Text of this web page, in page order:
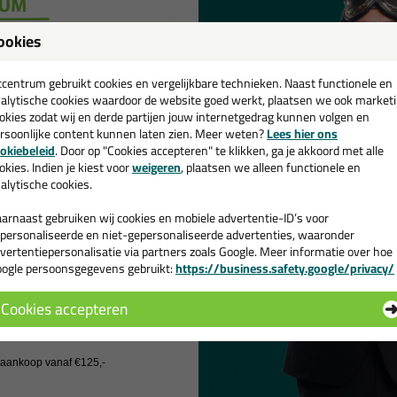
Wanneer gebruik je
Voor watervaste
meubels met pen- en
groef, enz.
Voor verlijming van poreuze
niet-poreuze materialen.
Geschikte
Woodgrip D4 heeft een goede
polystyreenschuim, PU-schuim,
kunststoffen en metalen.
Kenmerken van de
Snelle doorharding
Thixotroop (druipt niet)
Zeewatervast vlgs. NEN/EN
Optimale verbindingssterkte
gebruikt cookies en vergelijkbare technieken. Naast functionele en
cookies waardoor de website goed werkt, plaatsen we ook
zodat wij en derde partijen jouw internetgedrag kunnen volgen en
content kunnen laten zien. Meer weten?Lees hier ons
. Door op "Cookies accepteren" te klikken, ga je akkoord met alle
Indien je kiest voorweigeren, plaatsen we alleen functionele en
cookies.
gebruiken wij cookies en mobiele advertentie-ID’s voor
en niet-gepersonaliseerde advertenties, waaronder
via partners zoals Google. Meer informatie over hoe
persoonsgegevens gebruikt:https://business.safety.google/privacy/
Cookies accepteren
💚
en ontvang een
€35,-bij je eerste bestelling!
de actiecode ›
geen cadeau
vanaf €125,-